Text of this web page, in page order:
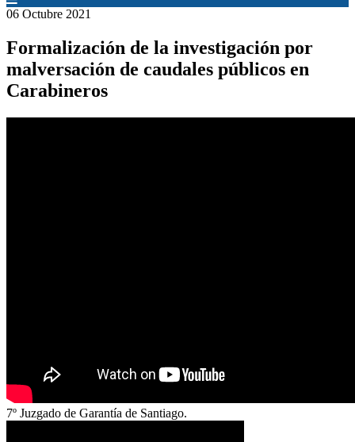
06 Octubre 2021
Formalización de la investigación por
malversación de caudales públicos en
Carabineros
7º Juzgado de Garantía de Santiago.